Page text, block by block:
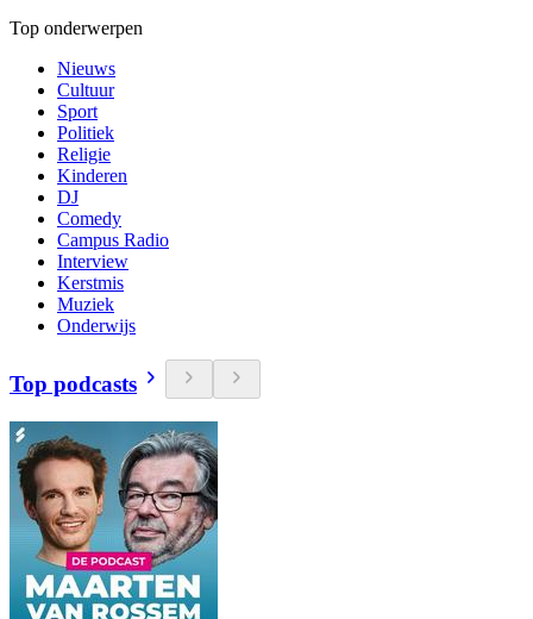
Top onderwerpen
Nieuws
Cultuur
Sport
Politiek
Religie
Kinderen
DJ
Comedy
Campus Radio
Interview
Kerstmis
Muziek
Onderwijs
Top podcasts